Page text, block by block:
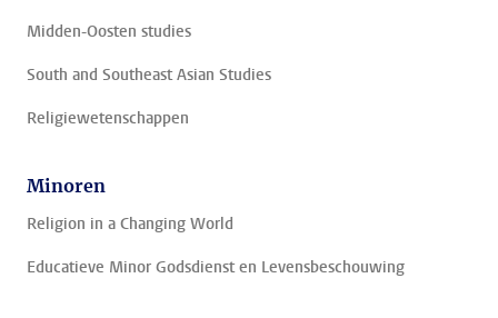
Midden-Oosten studies
South and Southeast Asian Studies
Religiewetenschappen
Minoren
Religion in a Changing World
Educatieve Minor Godsdienst en Levensbeschouwing